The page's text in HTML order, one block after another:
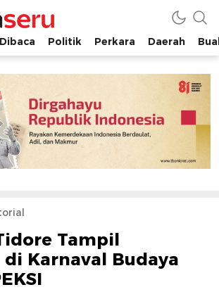
| Penting Dibaca
Politik Perkara Daerah
Tampil
di Karnaval Budaya